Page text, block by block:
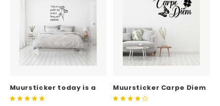
Muursticker today is a
perfect day
Muursticker Carpe Diem
met vlinder en klavertje